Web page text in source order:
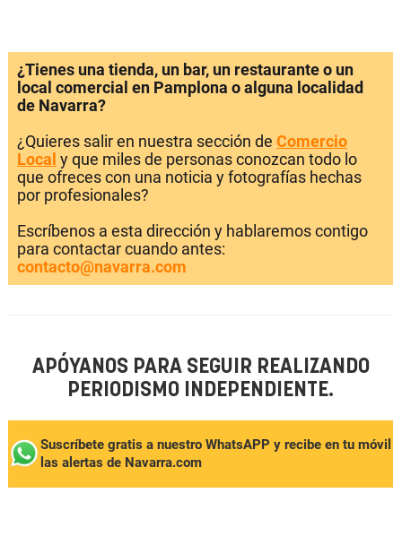
¿Tienes una tienda, un bar, un restaurante o un
local comercial en Pamplona o alguna localidad
de Navarra?
¿Quieres salir en nuestra sección de Comercio
Local y que miles de personas conozcan todo lo
que ofreces con una noticia y fotografías hechas
por profesionales?
Escríbenos a esta dirección y hablaremos contigo
para contactar cuando antes:
contacto@navarra.com
APÓYANOS PARA SEGUIR REALIZANDO
PERIODISMO INDEPENDIENTE.
Suscríbete gratis a nuestro WhatsAPP y recibe en tu móvil
las alertas de Navarra.com